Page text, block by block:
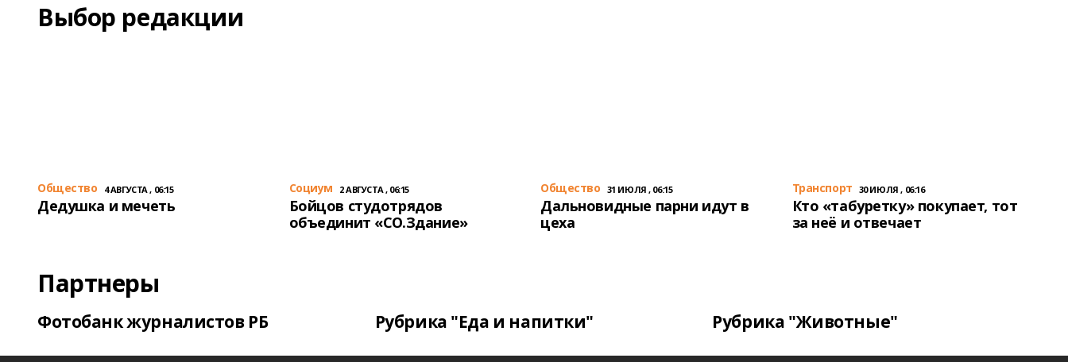
Выбор редакции
Общество 4 АВГУСТА , 06:15
Дедушка и мечеть
Cоциум 2 АВГУСТА , 06:15
Бойцов студотрядов
объединит «СО.Здание»
Общество 31 ИЮЛЯ , 06:15
Дальновидные парни идут в
цеха
Транспорт 30 ИЮЛЯ , 06:16
Кто «табуретку» покупает, тот
за неё и отвечает
Партнеры
Фотобанк журналистов РБ Рубрика "Еда и напитки" Рубрика "Животные"